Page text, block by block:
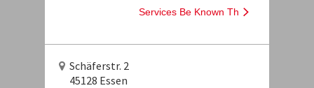
Schäferstr. 2
45128 Essen